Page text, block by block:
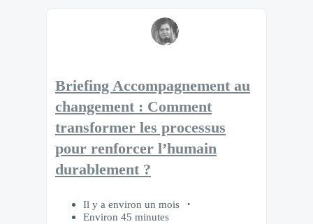
Briefing Accompagnement au
changement : Comment
transformer les processus
pour renforcer l’humain
durablement ?
Il y a environ un mois
Environ 45 minutes